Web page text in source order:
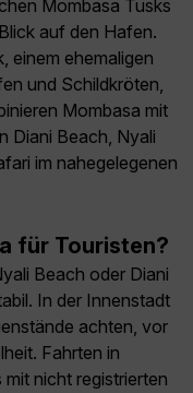
Mombasa Tusks
auf den Hafen.
einem ehemaligen
und Schildkröten,
Mombasa mit
Diani Beach, Nyali
im nahegelegenen
für Touristen?
Beach oder Diani
In der Innenstadt
achten, vor
Fahrten in
nicht registrierten